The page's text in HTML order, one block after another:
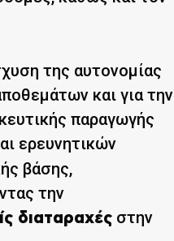
της αυτονομίας
και για την
παραγωγής
ερευνητικών
βάσης,
την
διαταραχές στην